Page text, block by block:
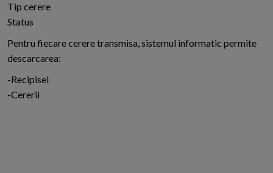
Tip cerere
Status
Pentru fiecare cerere transmisa, sistemul informatic permite
descarcarea:
-Recipisei
-Cererii